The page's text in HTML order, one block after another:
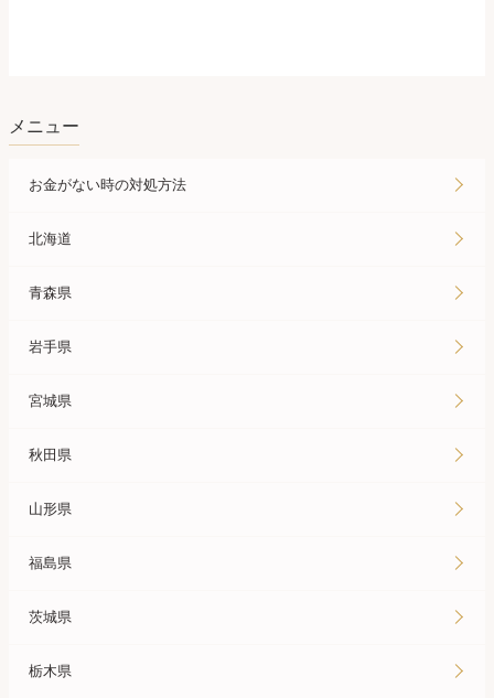
メニュー
お金がない時の対処方法
北海道
青森県
岩手県
宮城県
秋田県
山形県
福島県
茨城県
栃木県